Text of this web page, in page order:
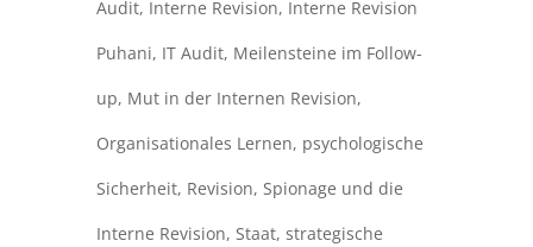
Audit, Interne Revision, Interne Revision
Puhani, IT Audit, Meilensteine im Follow-
up, Mut in der Internen Revision,
Organisationales Lernen, psychologische
Sicherheit, Revision, Spionage und die
Interne Revision, Staat, strategische